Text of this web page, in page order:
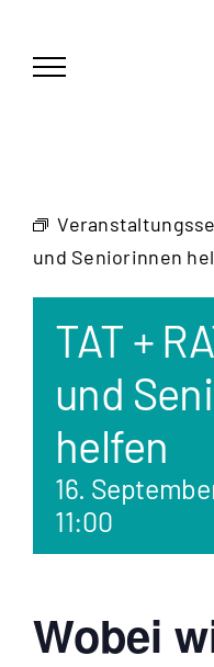
springen
und Seniorinnen
TAT +
und
helfen
16.
11:00
Wobei